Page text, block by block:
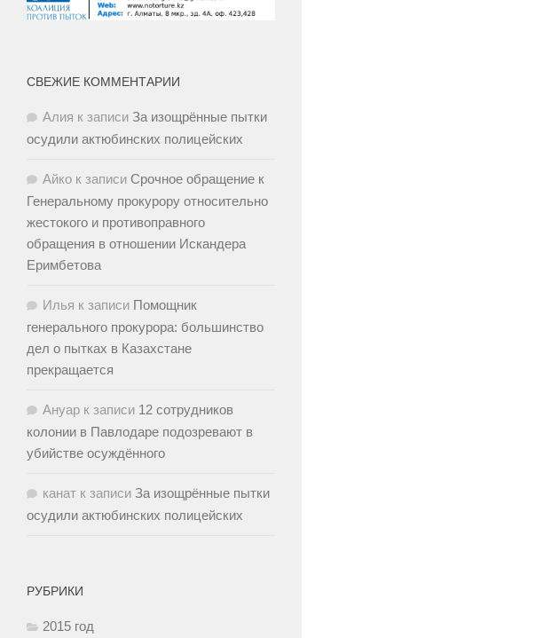
СВЕЖИЕ КОММЕНТАРИИ
Алия к записи За изощрённые пытки
осудили актюбинских полицейских
Айко к записи Срочное обращение к
Генеральному прокурору относительно
жестокого и противоправного
обращения в отношении Искандера
Еримбетова
Илья к записи Помощник
генерального прокурора: большинство
дел о пытках в Казахстане
прекращается
Ануар к записи 12 сотрудников
колонии в Павлодаре подозревают в
убийстве осуждённого
канат к записи За изощрённые пытки
осудили актюбинских полицейских
РУБРИКИ
2015 год